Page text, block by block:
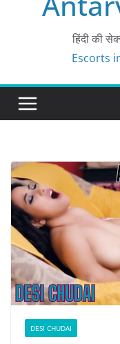
हिंदी की
Escorts
DESI CHUDAI